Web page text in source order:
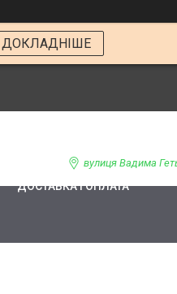
ДОКЛАДНІШЕ
вулиця Вадима
ДОСТАВКА І ОПЛАТА